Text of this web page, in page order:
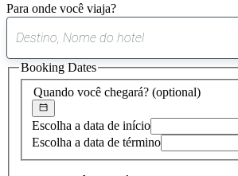
Para onde você viaja?
sugestão
encontrada
Quando você chegará? (optional)
Escolha a data de início
Escolha a data de término
Booking Dates